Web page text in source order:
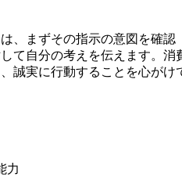
、まずその指示の意図を確認
て自分の考えを伝えます。消
誠実に行動することを心がけ
力